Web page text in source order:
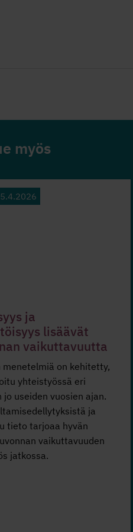
myös
ja
lisäävät
vaikuttavuutta
menetelmiä on kehitetty,
yhteistyössä eri
useiden vuosien ajan.
ja
tieto tarjoaa hyvän
vaikuttavuuden
jatkossa.